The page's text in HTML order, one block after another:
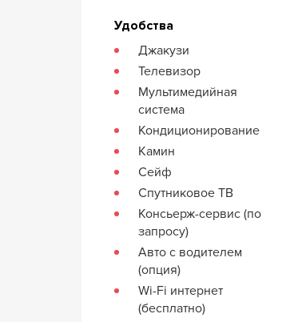
Удобства
Джакузи
Телевизор
Мультимедийная
система
Кондиционирование
Камин
Сейф
Спутниковое ТВ
Консьерж-сервис (по
запросу)
Авто с водителем
(опция)
Wi-Fi интернет
(бесплатно)